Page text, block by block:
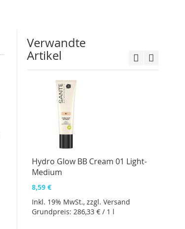
Verwandte
Artikel
Hydro Glow BB Cream 01 Light-
Medium
8,59 €
Inkl. 19% MwSt., zzgl. Versand
Grundpreis: 286,33 €/ 1 l